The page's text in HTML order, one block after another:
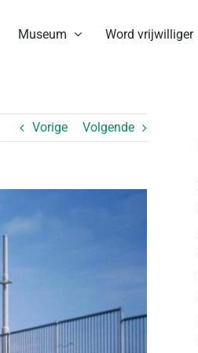
Museum Word vrijwilliger
Vorige Volgende